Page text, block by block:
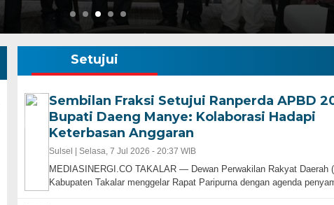
Setujui
Sembilan Fraksi Setujui Ranperda APBD
Bupati Daeng Manye: Kolaborasi Hadapi
Keterbasan Anggaran
Sulsel | Selasa, 7 Jul 2026 - 20:37 WIB
MEDIASINERGI.CO TAKALAR — Dewan Perwakilan Rakyat Daerah
Kabupaten Takalar menggelar Rapat Paripurna dengan agenda